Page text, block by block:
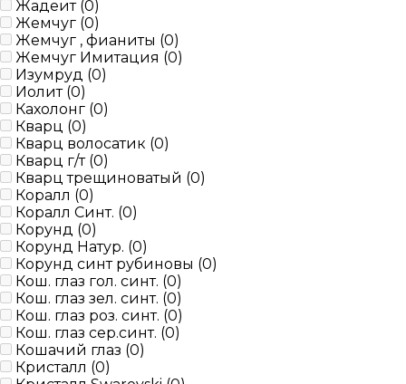
Жадеит (0)
Жемчуг (0)
Жемчуг , фианиты (0)
Жемчуг Имитация (0)
Изумруд (0)
Иолит (0)
Кахолонг (0)
Кварц (0)
Кварц волосатик (0)
Кварц г/т (0)
Кварц трещиноватый (0)
Коралл (0)
Коралл Синт. (0)
Корунд (0)
Корунд Натур. (0)
Корунд синт рубиновы (0)
Кош. глаз гол. синт. (0)
Кош. глаз зел. синт. (0)
Кош. глаз роз. синт. (0)
Кош. глаз сер.синт. (0)
Кошачий глаз (0)
Кристалл (0)